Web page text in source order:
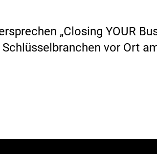
„Closing YOUR
vor Ort